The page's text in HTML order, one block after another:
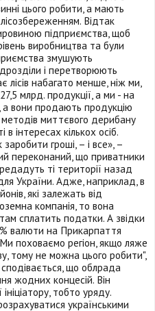
цього робити, а мають
Відтак
підприємства, щоб
виробництва та були
змушують
і перетворюють
лісів набагато менше, ніж ми,
млрд. продукції, а ми - на
а вони продають продукцію
миттєвого дерибану
в інтересах кількох осіб.
гроші, – і все», –
переконаний, що приватники
ті території назад
України. Адже, наприклад, в
які залежать від
компанія, то вона
сплатить податки. А звідки
валюти на Прикарпаття
поховаємо регіон, якщо ляже
тому не можна цього робити",
що облрада
жодних концесій. Він
тобто уряду.
українськими